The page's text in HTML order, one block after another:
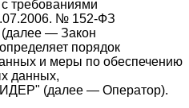
с требованиями
№ 152-ФЗ
— Закон
порядок
и меры по обеспечению
данных,
(далее — Оператор).